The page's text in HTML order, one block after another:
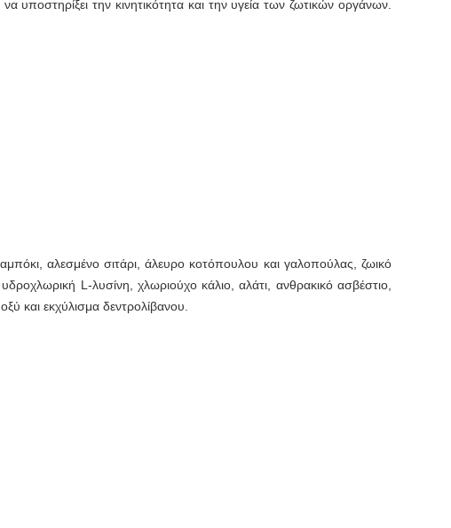
να υποστηρίξει την κινητικότητα και την υγεία των ζωτικών οργάνων.
αλεσμένο σιτάρι, άλευρο κοτόπουλου και γαλοπούλας, ζωικό
L-λυσίνη, χλωριούχο κάλιο, αλάτι, ανθρακικό ασβέστιο,
και εκχύλισμα δεντρολίβανου.